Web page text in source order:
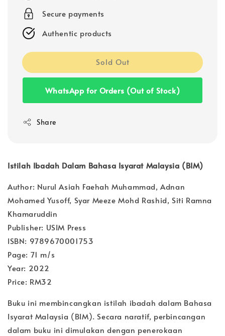
Secure payments
Authentic products
Sold Out
WhatsApp for Orders (Out of Stock)
Share
Istilah Ibadah Dalam Bahasa Isyarat Malaysia (BIM)
Author: Nurul Asiah Faehah Muhammad, Adnan
Mohamed Yusoff, Syar Meeze Mohd Rashid, Siti Ramna
Khamaruddin
Publisher: USIM Press
ISBN: 9789670001753
Page: 71 m/s
Year: 2022
Price: RM32
Buku ini membincangkan istilah ibadah dalam Bahasa
Isyarat Malaysia (BIM). Secara naratif, perbincangan
dalam buku ini dimulakan dengan penerokaan